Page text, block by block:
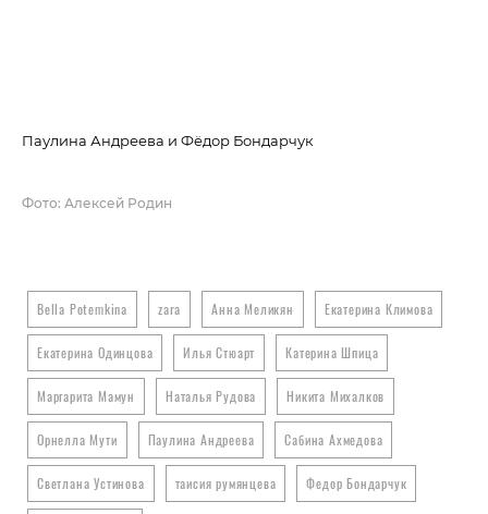
Паулина Андреева и Фёдор Бондарчук
Фото: Алексей Родин
Bella Potemkina zara Анна Меликян Екатерина Климова
Екатерина Одинцова Илья Стюарт Катерина Шпица
Маргарита Мамун Наталья Рудова Никита Михалков
Орнелла Мути Паулина Андреева Сабина Ахмедова
Светлана Устинова таисия румянцева Федор Бондарчук